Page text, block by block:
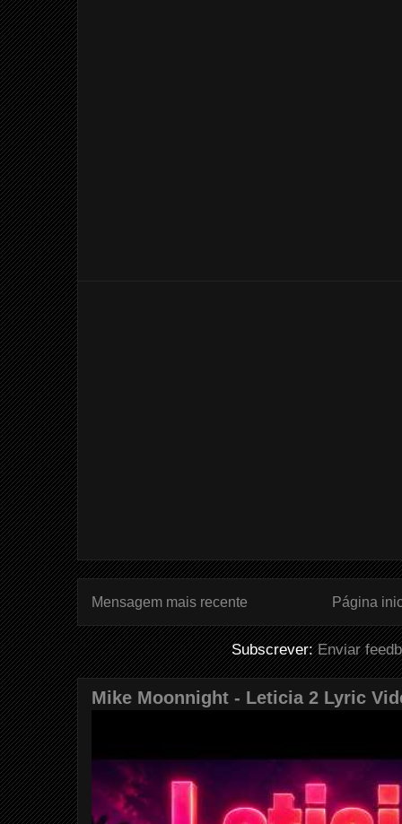
Mensagem mais recente Página
Subscrever:Enviar
Mike Moonnight - Leticia 2 Lyric